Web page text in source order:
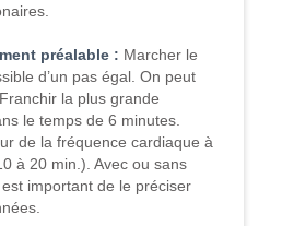
préalable : Marcher le
d’un pas égal. On peut
la plus grande
le temps de 6 minutes.
de la fréquence cardiaque à
à 20 min.). Avec ou sans
important de le préciser